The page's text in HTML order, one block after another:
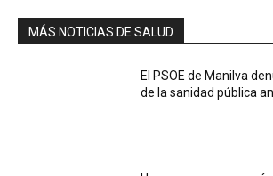
MÁS NOTICIAS DE SALUD
El PSOE de Manilva
de la sanidad pública